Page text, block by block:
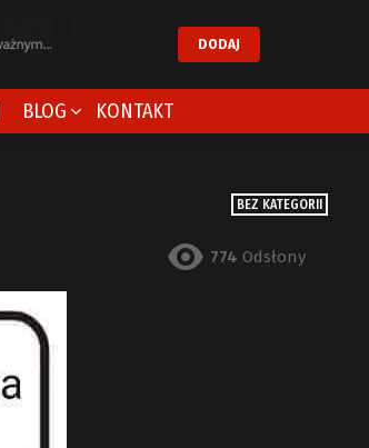
DODAJ
BLOG KONTAKT
BEZ KATEGORII
774 Odsłony